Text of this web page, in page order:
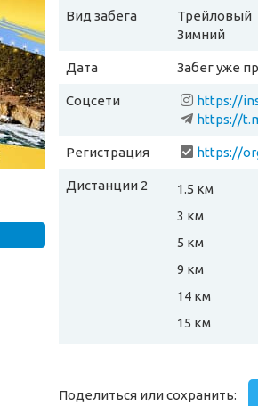
Вид забега
Трейловый
Зимний
Дата Забег уже
Соцсети
https://
https://
Регистрация https://
Дистанции 2
1.5 км
3 км
5 км
9 км
14 км
15 км
Поделиться или сохранить: